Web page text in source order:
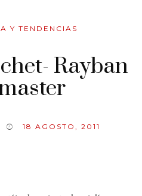
Y TENDENCIAS
Rayban
18 AGOSTO, 2011